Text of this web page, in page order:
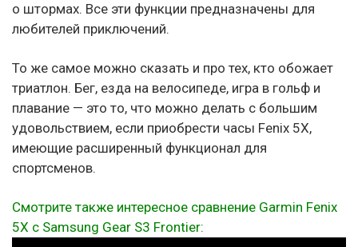
о штормах. Все эти функции предназначены для
любителей приключений.
То же самое можно сказать и про тех, кто обожает
триатлон. Бег, езда на велосипеде, игра в гольф и
плавание — это то, что можно делать с большим
удовольствием, если приобрести часы Fenix 5X,
имеющие расширенный функционал для
спортсменов.
Смотрите также интересное сравнение Garmin Fenix
5X с Samsung Gear S3 Frontier: